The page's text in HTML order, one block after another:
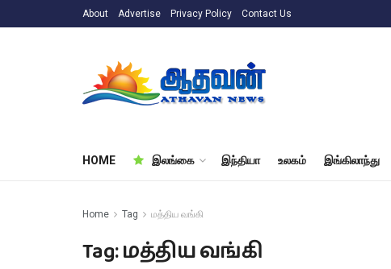
About Advertise Privacy Policy Contact Us
HOME இலங்கை இந்தியா உலகம் இங்கிலாந்து
Home Tag மத்திய வங்கி
Tag:மத்திய வங்கி